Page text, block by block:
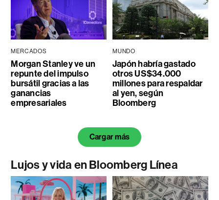
MERCADOS
Morgan Stanley ve un
repunte del impulso
bursátil gracias a las
ganancias
empresariales
MUNDO
Japón habría gastado
otros US$34.000
millones para respaldar
al yen, según
Bloomberg
Cargar más
Lujos y vida en Bloomberg Línea